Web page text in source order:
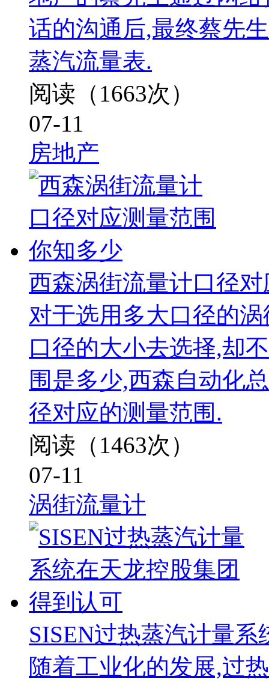
话的沟通后,最终蔡先
蒸汽流量表.
阅读（1663次）
07-11
房地产
西森涡街流量计口径
对于选用多大口径的
口径的大小去选择,却
围是多少,西森自动化
径对应的测量范围.
阅读（1463次）
07-11
涡街流量计
SISEN过热蒸汽计量
随着工业化的发展,过